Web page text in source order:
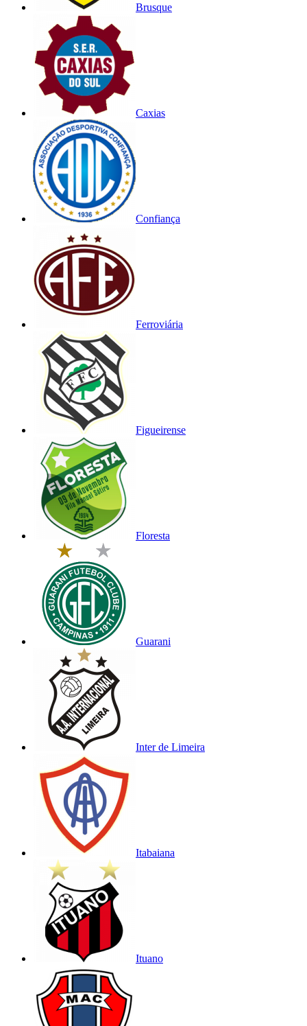
Brusque
Caxias
Confiança
Ferroviária
Figueirense
Floresta
Guarani
Inter de Limeira
Itabaiana
Ituano